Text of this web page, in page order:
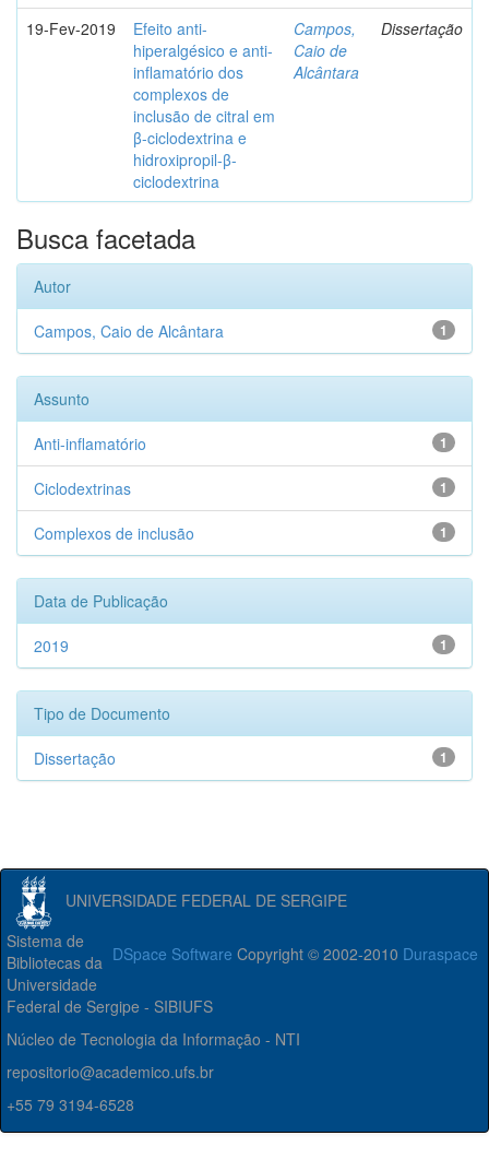
19-Fev-2019
Efeito anti-
hiperalgésico e anti-
inflamatório dos
complexos de
inclusão de citral em
β-ciclodextrina e
hidroxipropil-β-
ciclodextrina
Campos,
Caio de
Alcântara
Dissertação
Busca facetada
Autor
1
Campos, Caio de Alcântara
Assunto
1
Anti-inflamatório
1
Ciclodextrinas
1
Complexos de inclusão
Data de Publicação
1
2019
Tipo de Documento
1
Dissertação
UNIVERSIDADE FEDERAL DE SERGIPE
DSpace Software Copyright © 2002-2010 Duraspace
Sistema de
Bibliotecas da
Universidade
Federal de Sergipe - SIBIUFS
Núcleo de Tecnologia da Informação - NTI
repositorio@academico.ufs.br
+55 79 3194-6528